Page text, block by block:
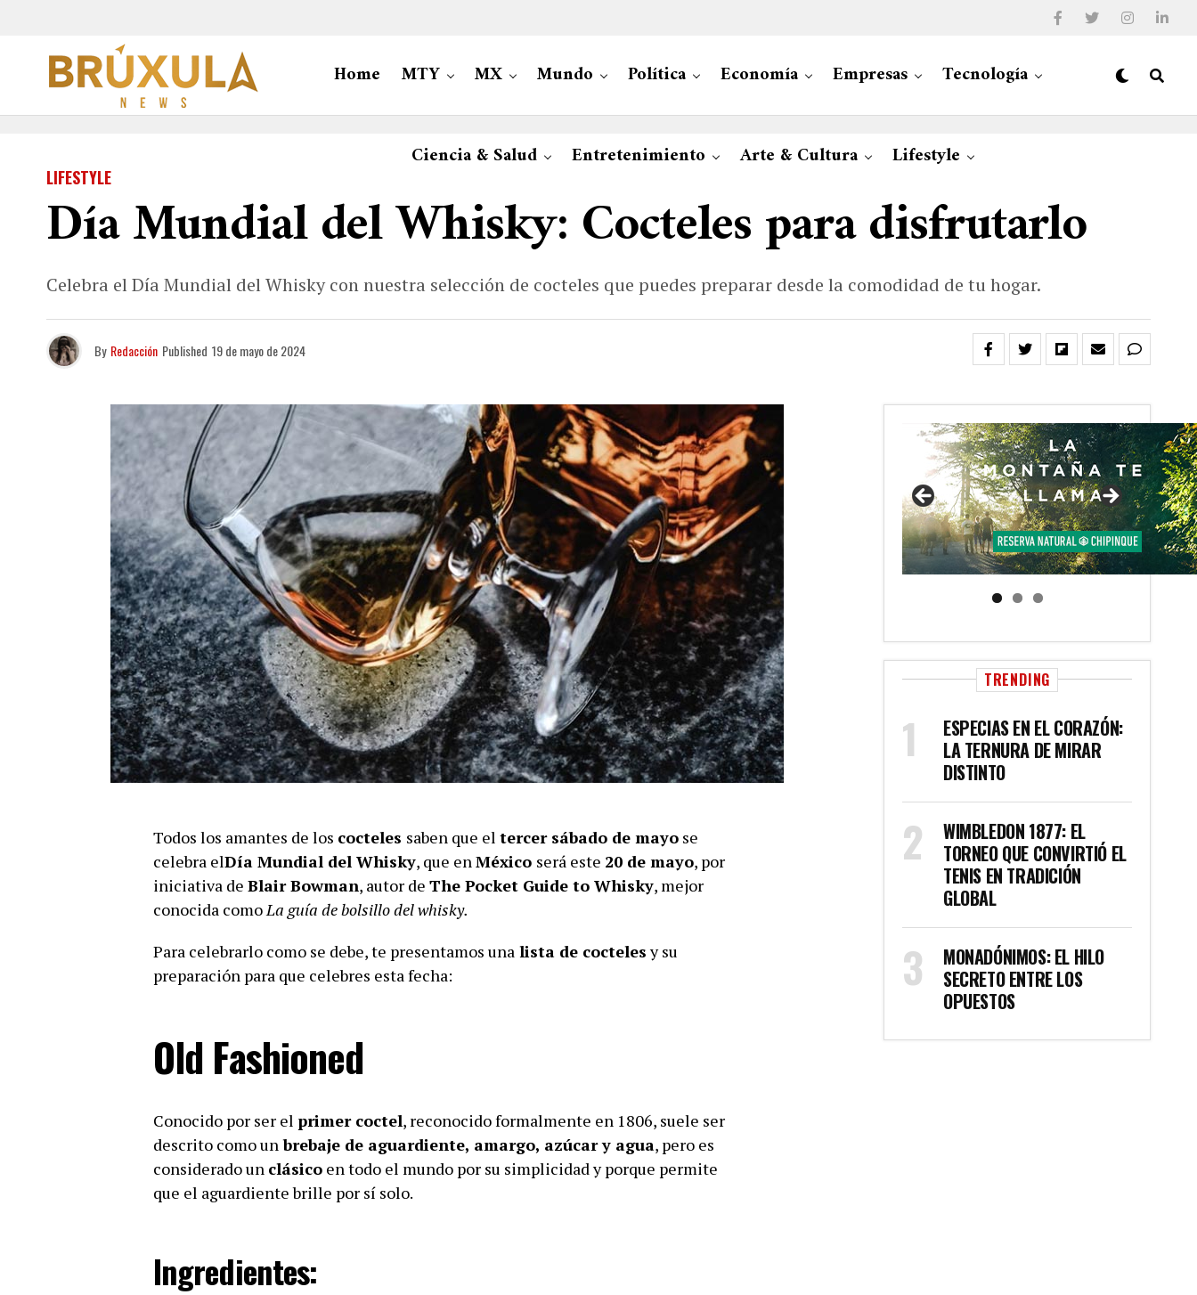
Home MTY MX Mundo Política Economía Empresas Tecnología
Ciencia & Salud Entretenimiento Arte & Cultura Lifestyle
LIFESTYLE
Día Mundial del Whisky: Cocteles para disfrutarlo
Celebra el Día Mundial del Whisky con nuestra selección de cocteles que puedes preparar desde la comodidad de tu hogar.
By Redacción Published 19 de mayo de 2024
Todos los amantes de los cocteles saben que el tercer sábado de mayo se
celebra elDía Mundial del Whisky, que enMéxico será este 20 de mayo, por
iniciativa de Blair Bowman, autor de The Pocket Guide to Whisky, mejor
conocida comoLa guía de bolsillo del whisky.
Para celebrarlo como se debe, te presentamos una lista de coctelesy su
preparación para que celebres esta fecha:
Old Fashioned
Conocido por ser el primer coctel, reconocido formalmente en 1806, suele ser
descrito como unbrebaje de aguardiente, amargo, azúcar y agua, pero es
considerado un clásico en todo el mundo por su simplicidad y porque permite
que el aguardiente brille por sí solo.
Ingredientes:
TRENDING
ESPECIAS EN EL CORAZÓN:
LA TERNURA DE MIRAR
DISTINTO
WIMBLEDON 1877: EL
TORNEO QUE CONVIRTIÓ EL
TENIS EN TRADICIÓN
GLOBAL
MONADÓNIMOS: EL HILO
SECRETO ENTRE LOS
OPUESTOS